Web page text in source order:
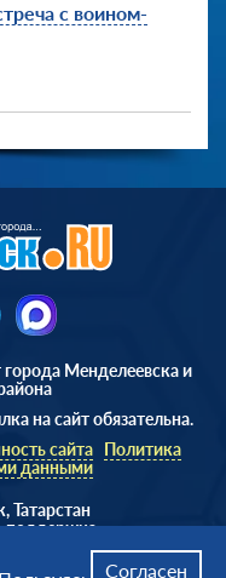
с воином-
Менделеевска и
на сайт обязательна.
сайта Политика
данными
Татарстан
поддержка
Согласен